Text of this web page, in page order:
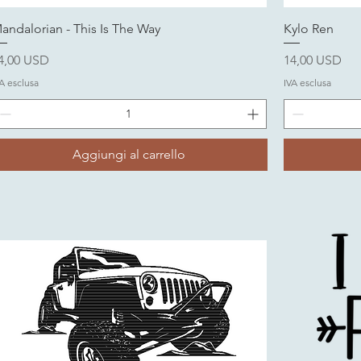
- This Is The Way
USD
esclusa
Aggiungi al carrello
Kylo Ren
Prezzo
14,00 USD
IVA esclusa